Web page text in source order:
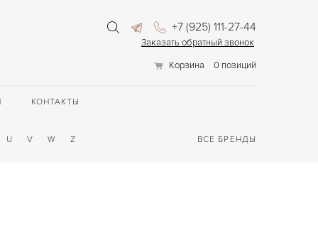
+7 (925) 111-27-44
Заказать обратный звонок
Корзина
0 позиций
КОНТАКТЫ
U V W Z ВСЕ БРЕНДЫ